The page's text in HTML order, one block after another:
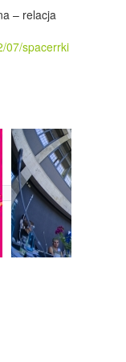
– relacja
07/spacerrki